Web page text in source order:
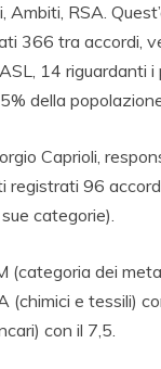
Ambiti, RSA.
366 tra accordi,
14 riguardanti
della
Caprioli,
96
categorie).
(categoria dei
e tessili)
con il 7,5.